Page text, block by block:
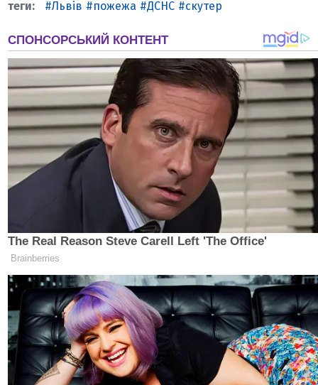
Львів пожежа ДСНС скутер